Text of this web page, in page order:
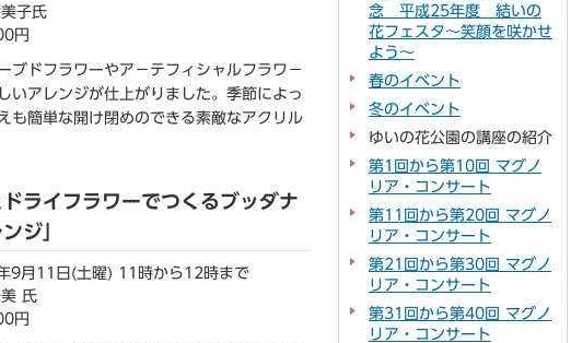
子氏
円
ブドフラワーやア－テフィシャルフラワ－
いアレンジが仕上がりました。季節によっ
も簡単な開け閉めのできる素敵なアクリル
ドライフラワーでつくるブッダナ
ジ」
9月11日(土曜) 11時から12時まで
氏
円
念 平成25年度 結いの
花フェスタ～笑顔を咲かせ
よう～
春のイベント
冬のイベント
ゆいの花公園の講座の紹介
第1回から第10回 マグノ
リア・コンサート
第11回から第20回 マグノ
リア・コンサート
第21回から第30回 マグノ
リア・コンサート
第31回から第40回 マグノ
リア・コンサート